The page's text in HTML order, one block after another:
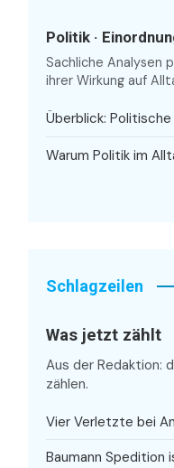
Politik ·
Sachliche Analysen
ihrer Wirkung auf
Überblick:
Warum Politik im
Schlagzeilen
Was jetzt zählt
Aus der Redaktion:
zählen.
Vier Verletzte bei
Baumann Spedition